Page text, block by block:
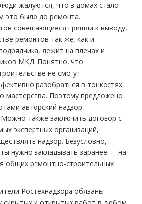
жалуются, что в домах стало
это было до ремонта.
совещающиеся пришли к выводу,
ремонтов так же, как и
лежит на плечах и
МКД. Понятно, что
не смогут
разобраться в тонкостях
мастерства. Поэтому предложено
авторский надзор
также заключить договор с
экспертных организаций,
надзор. Безусловно,
нужно закладывать заранее — на
общих ремонтно-строительных
Ростехнадзора обязаны